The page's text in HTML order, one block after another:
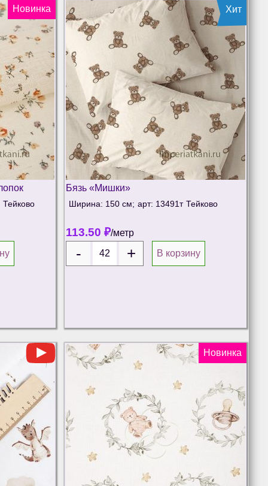
Новинка
Тейково
Хит
Бязь «Мишки»
Ширина: 150 см; арт: 13491т Тейково
113.50 ₽/метр
В корзину
Новинка